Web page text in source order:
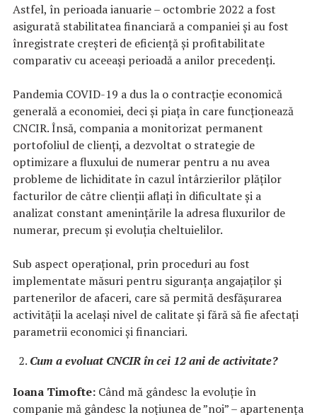
Astfel, în perioada ianuarie – octombrie 2022 a fost
asigurată stabilitatea financiară a companiei și au fost
înregistrate creșteri de eficiență și profitabilitate
comparativ cu aceeași perioadă a anilor precedenți.
Pandemia COVID-19 a dus la o contracție economică
generală a economiei, deci și piața în care funcționează
CNCIR. Însă, compania a monitorizat permanent
portofoliul de clienți, a dezvoltat o strategie de
optimizare a fluxului de numerar pentru a nu avea
probleme de lichiditate în cazul întârzierilor plăților
facturilor de către clienții aflați în dificultate și a
analizat constant amenințările la adresa fluxurilor de
numerar, precum și evoluția cheltuielilor.
Sub aspect operațional, prin proceduri au fost
implementate măsuri pentru siguranța angajaților și
partenerilor de afaceri, care să permită desfășurarea
activității la același nivel de calitate și fără să fie afectați
parametrii economici și financiari.
Cum a evoluat CNCIR în cei 12 ani de activitate?
Ioana Timofte: Când mă gândesc la evoluție în
companie mă gândesc la noțiunea de ”noi” – apartenența